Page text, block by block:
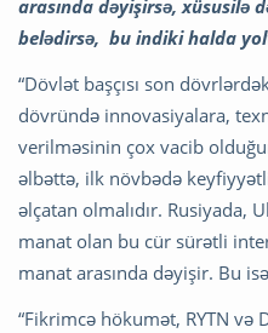
arasında dəyişirsə, xüsusilə
belədirsə, bu indiki halda
“Dövlət başçısı son
dövründə innovasiyalara,
verilməsinin çox vacib
əlbəttə, ilk növbədə
əlçatan olmalıdır. Rusiyada,
manat olan bu cür sürətli
manat arasında dəyişir. Bu
“Fikrimcə hökumət, RYTN və